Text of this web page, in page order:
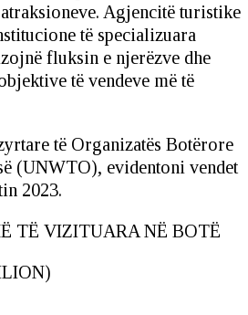
Agjencitë turistike
të specializuara
fluksin e njerëzve dhe
të vendeve më të
të Organizatës Botërore
(UNWTO), evidentoni vendet
2023.
TË VIZITUARA NË BOTË